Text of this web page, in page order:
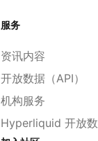
服务
资讯内容
开放数据（API）
机构服务
Hyperliquid 开放